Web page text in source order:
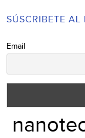
SÚSCRIBETE AL
Email